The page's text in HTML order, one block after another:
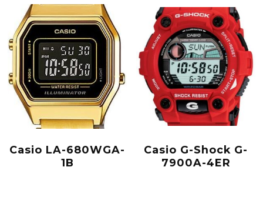
Casio LA-680WGA-
1B
Casio G-Shock G-
7900A-4ER